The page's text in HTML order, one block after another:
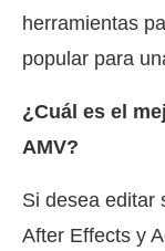
herramientas
popular para
¿Cuál es el
AMV?
Si desea editar
After Effects y